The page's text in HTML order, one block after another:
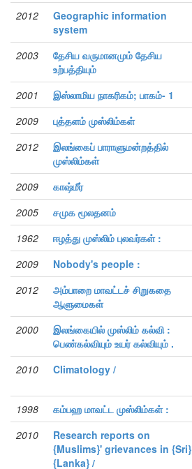
2012
Geographic information
system
2003
தேசிய வருமானமும் தேசிய
உற்பத்தியும்
2001
இஸ்லாமிய நாகரிகம்; பாகம்- 1
2009
புத்தளம் முஸ்லிம்கள்
2012
இலங்கைப் பாராளுமன்றத்தில்
முஸ்லிம்கள்
2009 காஷ்மீர்
2005
சமுக மூலதனம்
1962
ஈழத்து முஸ்லிம் புலவர்கள் :
2009
Nobody's people :
2012
அம்பாறை மாவட்டச் சிறுகதை
ஆளுமைகள்
2000
இலங்கையில் முஸ்லிம் கல்வி :
பெண்கல்வியும் உயர் கல்வியும் .
2010 Climatology /
1998
கம்பஹ மாவட்ட முஸ்லிம்கள் :
2010
Research reports on
{Muslims}' grievances in {Sri}
{Lanka} /